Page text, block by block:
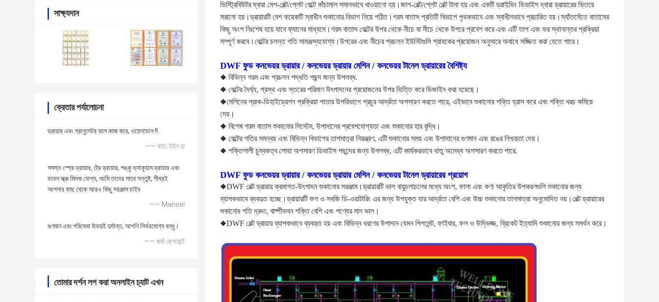
সাক্ষ্যদান
ক্রেতার পর্যালোচনা
ড্রায়ার এবং গ্রানুলেটর ভাল কাজ করে, ওয়েলডোন !!
—— বাইং ইউন হা
সমস্ত স্প্রে ড্রায়ার, ট্রে ড্রায়ার, শঙ্কু ভ্যাকুয়াম ড্রায়ার এবং
ডাবল স্ক্রু মিশুক যোগ্য, আমি তাদের সাথে সন্তুষ্ট, শীঘ্রই
আপনার কাছ থেকে আরও কিছু সরঞ্জাম চাইব
—— Manoel
গুণমান এবং পরিষেবা উভয়ই দুর্দান্ত, আপনি নির্ভরযোগ্য বন্ধু।
—— জর্জ ক্লেমেন্টে
তোমার দর্শন লগ করা অনলাইন চ্যাট এখন
ডিস্ট্রিবিউটর দ্বারা মেশ-বেল্ট/প্লেট বেল্টে কাঁচামাল সমানভাবে খাওয়ানো হয়।জাল-বেল্ট/প্লেট বেল্ট টানা হয় এবং একটি ড্রাইভিং ডিভাইস দ্বারা ড্রায়ারের ভিতরে
সরানো হয়।ড্রায়ারটি বেশ কয়েকটি স্বাধীন শুকানোর বিভাগ নিয়ে গঠিত।গরম বাতাস প্রতিটি বিভাগে পৃথকভাবে এবং স্বাধীনভাবে প্রচারিত হয়।স্যাঁতসেঁতে বাতাসের
কিছু অংশ নিঃশেষ হয়ে যাবে ফ্যানের মাধ্যমে।গরম বাতাস বেল্টের উপর থেকে নীচে বা নীচে থেকে উপরে প্রবেশ করে এবং এটি তাপ এবং ভর স্থানান্তর প্রক্রিয়া
সম্পূর্ণ করবে।বেল্টের চলন্ত গতি সামঞ্জস্যযোগ্য।উপরের এবং নীচের প্রচলন ইউনিটগুলি গ্রাহকের প্রয়োজন অনুসারে অবাধে সজ্জিত করা যেতে পারে।
DWF ফুড কনভেয়র ড্রায়ার / কনভেয়র ড্রায়ার মেশিন / কনভেয়র টানেল ড্রায়ারের বৈশিষ্ট্য
◆ বিভিন্ন গরম এবং প্রচলন পদ্ধতি পছন্দ জন্য উপলব্ধ.
◆ বেল্টের দৈর্ঘ্য, প্রস্থ এবং স্তরের পরিমাণ উৎপাদনের প্রয়োজনের উপর ভিত্তি করে ডিজাইন করা হয়েছে।
◆মেশিনের প্রাক-ডিহাইড্রেশন প্রক্রিয়া পাতার উপরিভাগে প্রচুর আর্দ্রতা অপসারণ করতে পারে, এইভাবে শুকানোর শক্তি হ্রাস করে এবং শক্তি খরচ কমিয়ে
দেয়।
◆ বিশেষ গরম বাতাস শুকানোর সিস্টেম, উপাদানের প্রবেশযোগ্যতা এবং শুকানোর হার বৃদ্ধি।
◆ বেল্টের গতির সমন্বয় এবং বিভিন্ন বিভাগের তাপমাত্রা নিয়ন্ত্রণ, এটি শুকানোর সময় এবং উপাদানের গুণমান এবং রঙের নিশ্চয়তা দেয়।
◆ শক্তিশালী চুম্বকত্ব লোহা অপসারণ ডিভাইস পছন্দের জন্য উপলব্ধ, এটি কার্যকরভাবে ধাতু অমেধ্য অপসারণ করতে পারে.
DWF ফুড কনভেয়র ড্রায়ার / কনভেয়র ড্রায়ার মেশিন / কনভেয়র টানেল ড্রায়ারের প্রয়োগ
◆DWF বেল্ট ড্রায়ার ক্রমাগত-উৎপাদন শুকানোর সরঞ্জাম।ড্রায়ারটি ভাল বায়ুচলাচলের মধ্যে অংশ, ফালা এবং কণা আকৃতির উপকরণগুলি শুকানোর জন্য
ব্যাপকভাবে ব্যবহৃত হচ্ছে।ড্রায়ারটি ফল ও সবজি ডি-ওয়াটারিং এর জন্য উপযুক্ত যার আর্দ্রতা বেশি এবং উচ্চ শুকানোর তাপমাত্রা অনুমোদিত নয়।বেল্ট ড্রায়ারের
শুকানোর গতি দ্রুত, বাষ্পীভবন শক্তি বেশি এবং পণ্যের মান ভাল।
◆DWF বেল্ট ড্রায়ার ব্যাপকভাবে ব্যবহৃত হয় এবং বিভিন্ন ধরণের উপাদান যেমন পিগমেন্ট, ফাইবার, ফল ও উদ্ভিজ্জ, ব্রিকেট ইত্যাদি শুকানোর জন্য সমর্থন করে।